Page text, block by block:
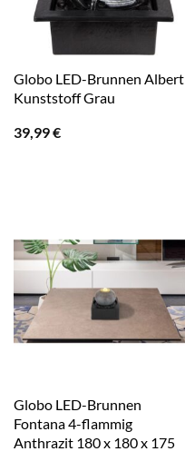
Globo LED-Brunnen Albert
Kunststoff Grau
39,99€
Globo LED-Brunnen
Fontana 4-flammig
Anthrazit 180 x 180 x 175